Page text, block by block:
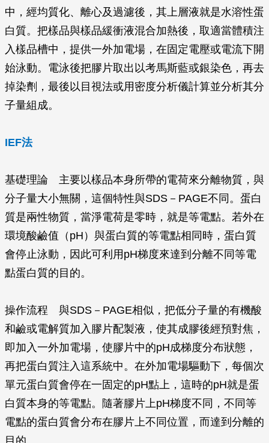
中，經均質化、離心及過濾後，其上層液就是水溶性蛋
白質。把樣品與樣品緩衝液混合加熱後，取適當體積注
入樣品槽中，提供一外加電場，在固定電壓或電流下開
始泳動。電泳後把膠片取出以考馬斯藍或銀染色，再去
掉染劑，最後以目視法或用密度分析儀計算並分析其分
子量組成。
IEF法
基礎理論 主要以樣品本身所帶的電荷來分離物質，與
分子量大小無關，這個特性與SDS－PAGE不同。蛋白
質是兩性物質，當淨電荷是零時，就是等電點。若外在
環境酸鹼值（pH）與蛋白質的等電點相同時，蛋白質
會停止泳動，因此可利用pH梯度來達到分離不同等電
點蛋白質的目的。
操作流程 與SDS－PAGE相似，把低分子量的有機酸
和鹼或電解質加入膠片配製液，使其成膠後經預對焦，
即加入一外加電場，使膠片中的pH成梯度分布狀態，
再把蛋白質注入這系統中。在外加電場驅動下，每個次
單元蛋白質會停在一固定的pH點上，這時的pH就是蛋
白質本身的等電點。隨著膠片上pH梯度不同，不同等
電點的蛋白質會分布在膠片上不同位置，而達到分離的
目的。